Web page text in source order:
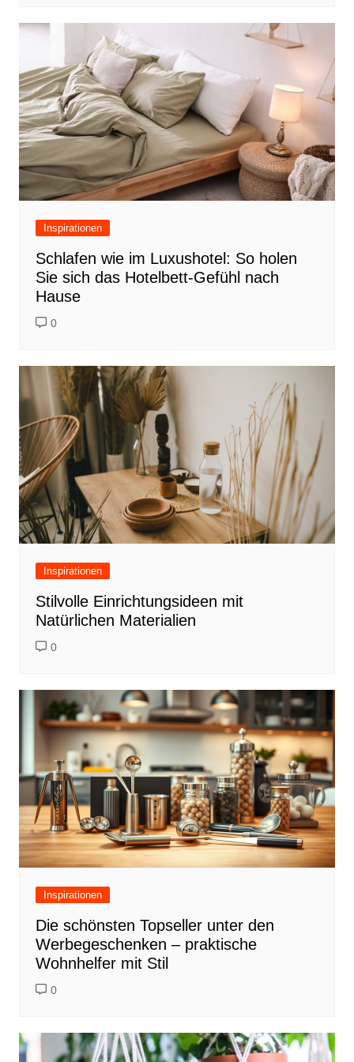
Inspirationen
Schlafen wie im Luxushotel: So holen
Sie sich das Hotelbett-Gefühl nach
Hause
0
Inspirationen
Stilvolle Einrichtungsideen mit
Natürlichen Materialien
0
Inspirationen
Die schönsten Topseller unter den
Werbegeschenken – praktische
Wohnhelfer mit Stil
0